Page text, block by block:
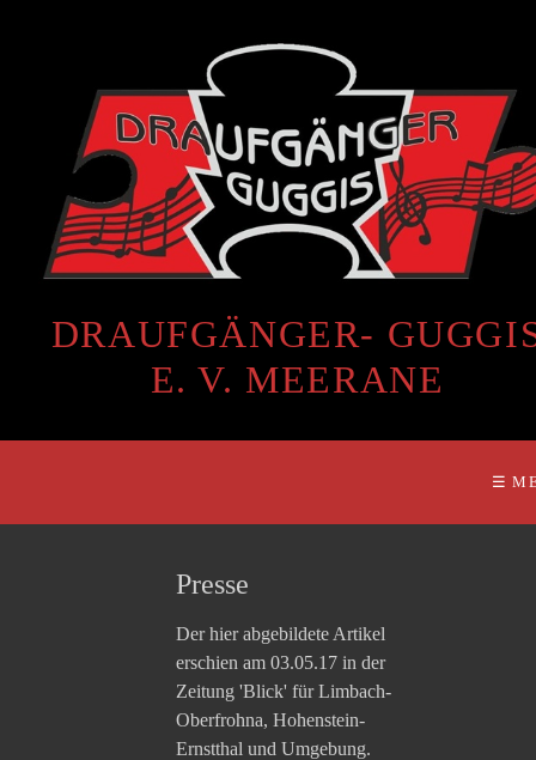
DRAUFGÄNGER-
E. V. MEERANE
☰
Presse
Der hier abgebildete Artikel
erschien am 03.05.17 in der
Zeitung 'Blick' für Limbach-
Oberfrohna, Hohenstein-
Ernstthal und Umgebung.